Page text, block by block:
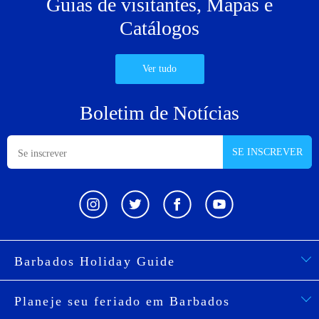
Guias de visitantes, Mapas e
Catálogos
Ver tudo
Boletim de Notícias
SE INSCREVER
Barbados Holiday Guide
Planeje seu feriado em Barbados